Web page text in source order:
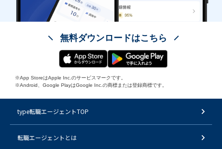
無料ダウンロードはこちら
※App StoreはApple Inc.のサービスマークです。
※Android、Google PlayはGoogle Inc.の商標または登録商標です。
type転職エージェントTOP
転職エージェントとは